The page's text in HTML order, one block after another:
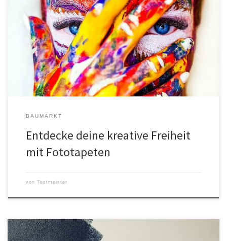
Fototapeten sind eine großartige Möglichkeit, um kreativ zu
werden und dein Zuhause zu gestalten. Eine Fototapete ist im
Grunde ein riesiges Poster, dass ein Bild oder ein Muster darstellt.
Fototapeten können eine breite Palette von Motiven umfassen,
von natürlichen Landschaften bis hin zu abstrakten Designs. Mit
Fototapeten kannst du die […]
BAUMARKT
Entdecke deine kreative Freiheit
mit Fototapeten
von Testmeister